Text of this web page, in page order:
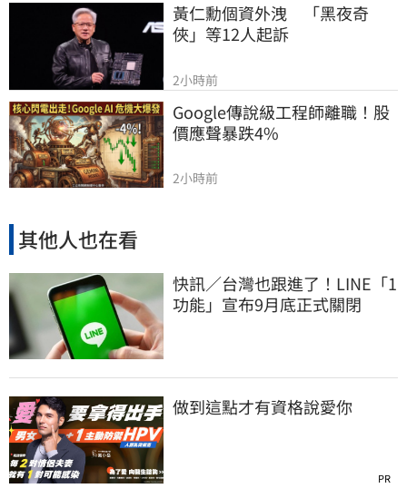
黃仁勳個資外洩　「黑夜奇
俠」等12人起訴
2小時前
Google傳說級工程師離職！股
價應聲暴跌4%
2小時前
其他人也在看
快訊／台灣也跟進了！LINE「1
功能」宣布9月底正式關閉
做到這點才有資格說愛你
PR